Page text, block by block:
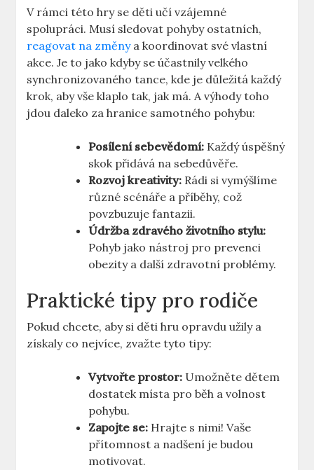
V rámci této hry se děti učí vzájemné
spolupráci. Musí sledovat pohyby ostatních,
reagovat na změnya koordinovat své vlastní
akce. Je to jako kdyby se účastnily velkého
synchronizovaného tance, kde je důležitá každý
krok, aby vše klaplo tak, jak má. A výhody toho
jdou daleko za hranice samotného pohybu:
Posílení sebevědomí: Každý úspěšný
skok přidává na sebedůvěře.
Rozvoj kreativity: Rádi si vymýšlíme
různé scénáře a příběhy, což
povzbuzuje fantazii.
Údržba zdravého životního stylu:
Pohyb jako nástroj pro prevenci
obezity a další zdravotní problémy.
Praktické tipy pro rodiče
Pokud chcete, aby si děti hru opravdu užily a
získaly co nejvíce, zvažte tyto tipy:
Vytvořte prostor: Umožněte dětem
dostatek místa pro běh a volnost
pohybu.
Zapojte se: Hrajte s nimi! Vaše
přítomnost a nadšení je budou
motivovat.